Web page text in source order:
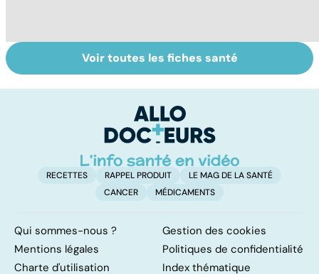
Violences
sexuelles :
Vivre après un
cancer
Voir toutes les fiches santé
RECETTES RAPPEL PRODUIT
LE MAG DE LA SANTÉ
CANCER
MÉDICAMENTS
Qui sommes-nous ?
Gestion des cookies
Mentions légales
Politiques de confidentialité
Charte d'utilisation
Index thématique